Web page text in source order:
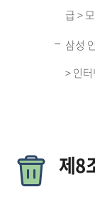
급 >
삼성
> 인
제8